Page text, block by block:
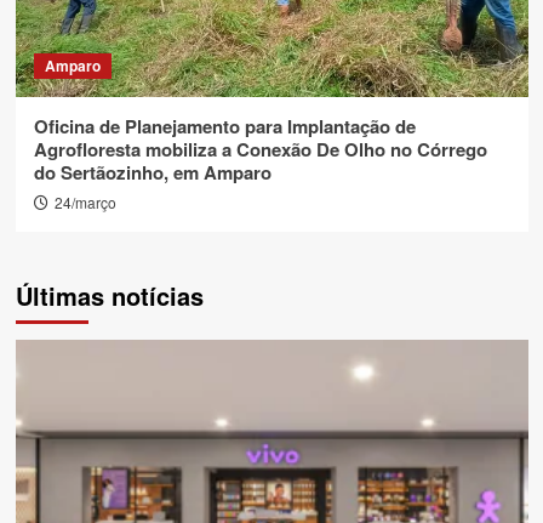
Amparo
Oficina de Planejamento para Implantação de
Agrofloresta mobiliza a Conexão De Olho no Córrego
do Sertãozinho, em Amparo
24/março
Últimas notícias